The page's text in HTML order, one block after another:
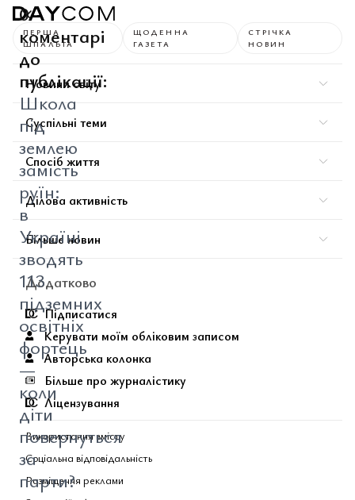
0
коментарі
до
публікації:
Школа
під
землею
замість
руїн:
в
Україні
зводять
113
підземних
освітніх
фортець
—
коли
діти
повернуться
за
парти?
ПЕРША
ШПАЛЬТА
ЩОДЕННА
ГАЗЕТА
СТРІЧКА
НОВИН
Новини світу
Суспільні теми
Спосіб життя
Ділова активність
Більше новин
Додатково
Підписатися
Керувати моїм обліковим записом
Авторська колонка
Більше про журналістику
Ліцензування
Використання вмісту
Соціальна відповідальність
Розміщення реклами